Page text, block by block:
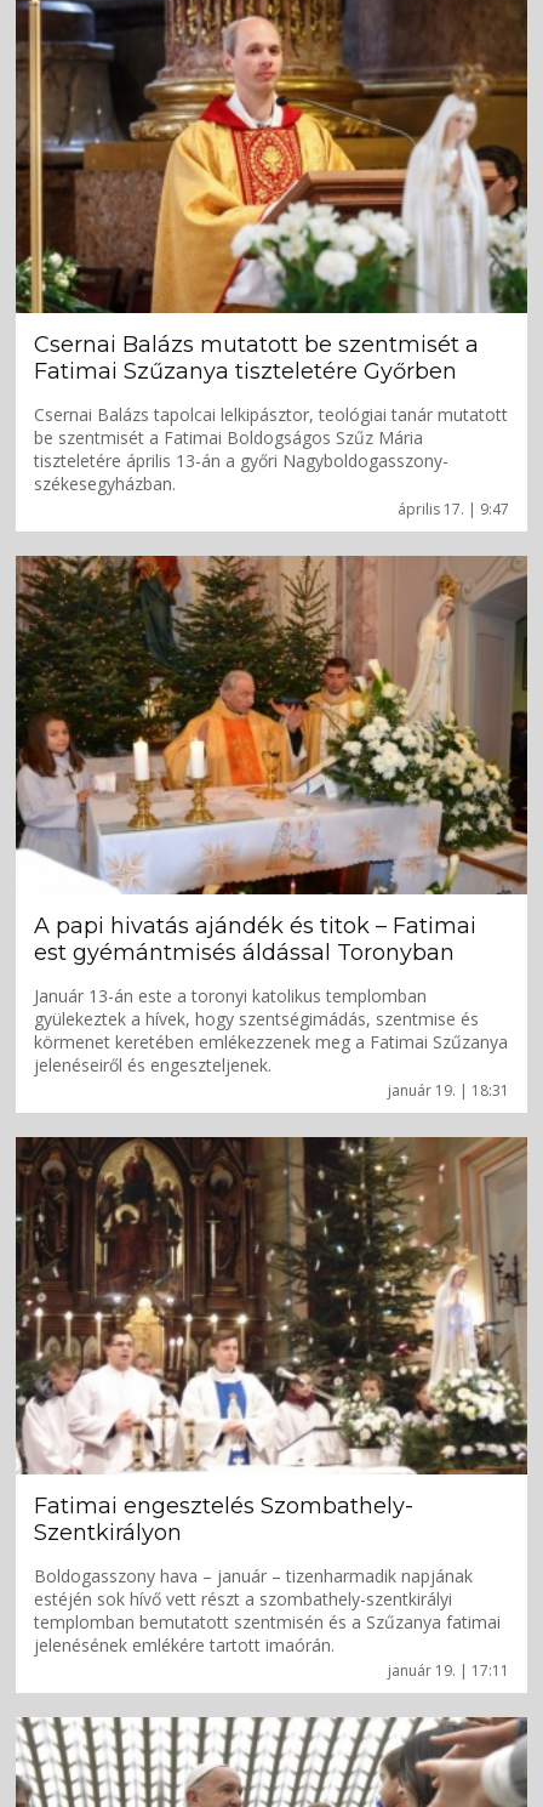
április 17. | 9:47
Csernai Balázs mutatott be szentmisét a
Fatimai Szűzanya tiszteletére Győrben
Csernai Balázs tapolcai lelkipásztor, teológiai tanár mutatott
be szentmisét a Fatimai Boldogságos Szűz Mária
tiszteletére április 13-án a győri Nagyboldogasszony-
székesegyházban.
január 19. | 18:31
A papi hivatás ajándék és titok – Fatimai
est gyémántmisés áldással Toronyban
Január 13-án este a toronyi katolikus templomban
gyülekeztek a hívek, hogy szentségimádás, szentmise és
körmenet keretében emlékezzenek meg a Fatimai Szűzanya
jelenéseiről és engeszteljenek.
január 19. | 17:11
Fatimai engesztelés Szombathely-
Szentkirályon
Boldogasszony hava – január – tizenharmadik napjának
estéjén sok hívő vett részt a szombathely-szentkirályi
templomban bemutatott szentmisén és a Szűzanya fatimai
jelenésének emlékére tartott imaórán.